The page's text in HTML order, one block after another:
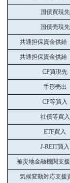
国債買現先
国債売現先
共通担保資金供給
共通担保資金供給
CP買現先
手形売出
CP等買入
社債等買入
ETF買入
J-REIT買入
被災地金融機関支
気候変動対応支援